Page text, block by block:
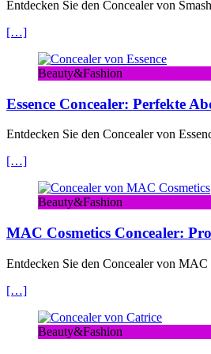
Entdecken Sie den Concealer von
[…]
Beauty&Fashion
Essence Concealer: Perfekte
Entdecken Sie den Concealer von
[…]
Beauty&Fashion
MAC Cosmetics Concealer:
Entdecken Sie den Concealer von
[…]
Beauty&Fashion